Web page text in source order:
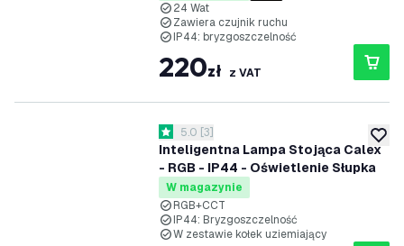
24 Wat
Zawiera czujnik ruchu
IP44: bryzgoszczelność
220zł z VAT
Inteligentna Lampa Stojąca Calex
- RGB - IP44 - Oświetlenie Słupka
otwórz panel recenzji
5 Gwiazdki oceny
5.0 [3]
W magazynie
RGB+CCT
IP44: Bryzgoszczelność
W zestawie kołek uziemiający